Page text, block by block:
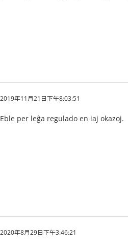
2019年11月21日下午8:03:51
Eble per leĝa regulado en iaj okazoj.
2020年8月29日下午3:46:21